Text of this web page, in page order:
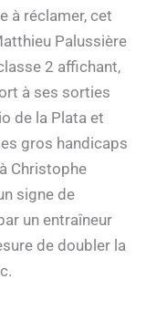
à réclamer, cet
Palussière
2 affichant,
à ses sorties
de la Plata et
gros handicaps
Christophe
signe de
un entraîneur
de doubler la